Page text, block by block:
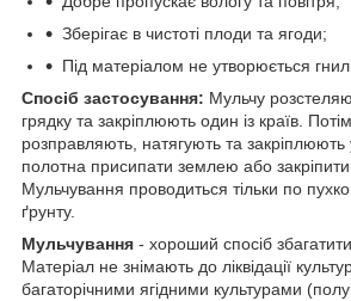
Зберігає в чистоті плоди та ягоди;
Під матеріалом не утворюється
Спосіб застосування: Мульчу
грядку та закріплюють один із країв.
розправляють, натягують та закріплюють
полотна присипати землею або закріпити
Мульчування проводиться тільки по
ґрунту.
Мульчування - хороший спосіб
Матеріал не знімають до ліквідації
багаторічними ягідними культурами